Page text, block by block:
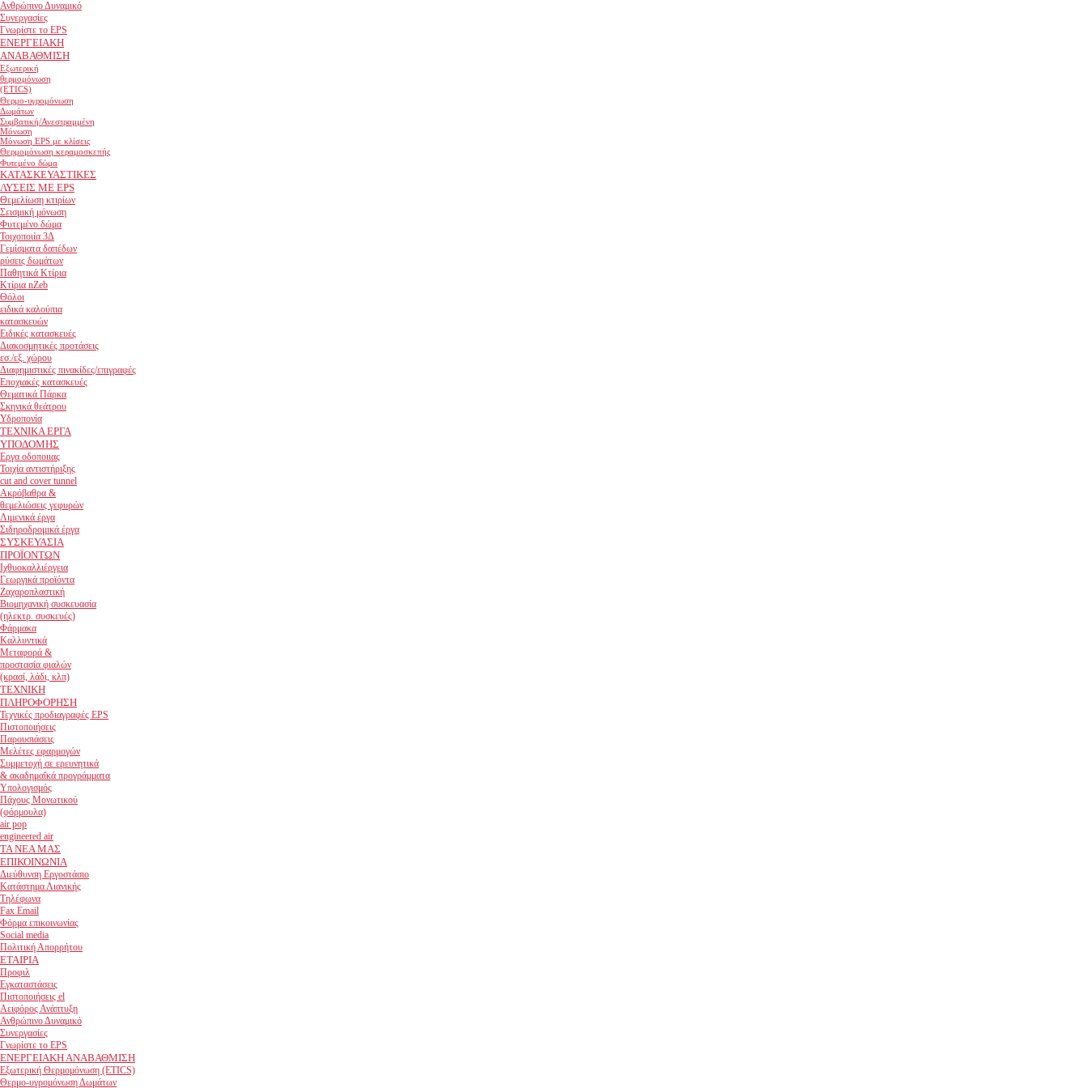
Ανθρώπινο Δυναμικό
Συνεργασίες
Γνωρίστε το EPS
ΕΝΕΡΓΕΙΑΚΗ
ΑΝΑΒΑΘΜΙΣΗ
Εξωτερική
θερμομόνωση
(ETICS)
Θερμο-υγρομόνωση
Δωμάτων
Συμβατική/Ανεστραμμένη
Μόνωση
Μόνωση EPS με κλίσεις
Θερμομόνωση κεραμοσκεπής
Φυτεμένο δώμα
ΚΑΤΑΣΚΕΥΑΣΤΙΚΕΣ
ΛΥΣΕΙΣ ΜΕ EPS
Θεμελίωση κτιρίων
Σεισμική μόνωση
Φυτεμένο δώμα
Τοιχοποιία 3Δ
Γεμίσματα δαπέδων
ρύσεις δωμάτων
Παθητικά Κτίρια
Κτίρια nZeb
Θόλοι
ειδικά καλούπια
κατασκευών
Ειδικές κατασκευές
Διακοσμητικές προτάσεις
εσ./εξ. χώρου
Διαφημιστικές πινακίδες/επιγραφές
Εποχιακές κατασκευές
Θεματικά Πάρκα
Σκηνικά θεάτρου
Υδροπονία
ΤΕΧΝΙΚΑ ΕΡΓΑ
ΥΠΟΔΟΜΗΣ
Εργα οδοποιιας
Τοιχία αντιστήριξης
cut and cover tunnel
Ακρόβαθρα &
θεμελιώσεις γεφυρών
Λιμενικά έργα
Σιδηροδρομικά έργα
ΣΥΣΚΕΥΑΣΙΑ
ΠΡΟΪΟΝΤΩΝ
Ιχθυοκαλλιέργεια
Γεωργικά προϊόντα
Ζαχαροπλαστική
Βιομηχανική συσκευασία
(ηλεκτρ. συσκευές)
Φάρμακα
Καλλυντικά
Μεταφορά &
προστασία φιαλών
(κρασί, λάδι, κλπ)
ΤΕΧΝΙΚΗ
ΠΛΗΡΟΦΟΡΗΣΗ
Τεχνικές προδιαγραφές EPS
Πιστοποιήσεις
Παρουσιάσεις
Μελέτες εφαρμογών
Συμμετοχή σε ερευνητικά
& ακαδημαΐκά προγράμματα
Υπολογισμός
Πάχους Μονωτικού
(φόρμουλα)
air pop
engineered air
ΤΑ ΝΕΑ ΜΑΣ
ΕΠΙΚΟΙΝΩΝΙΑ
Διεύθυνση Εργοστάσιο
Κατάστημα Λιανικής
Τηλέφωνα
Fax Email
Φόρμα επικοινωνίας
Social media
Πολιτική Απορρήτου
ΕΤΑΙΡΙΑ
Προφιλ
Εγκαταστάσεις
Πιστοποιήσεις el
Αειφόρος Ανάπτυξη
Ανθρώπινο Δυναμικό
Συνεργασίες
Γνωρίστε το EPS
ΕΝΕΡΓΕΙΑΚΗ ΑΝΑΒΑΘΜΙΣΗ
Εξωτερική Θερμομόνωση (ETICS)
Θερμο-υγρομόνωση Δωμάτων